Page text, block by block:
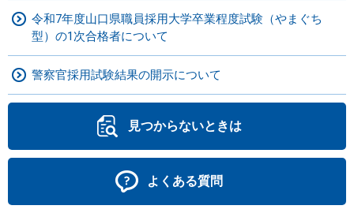
令和7年度山口県職員採用大学卒業程度試験（やまぐち
型）の1次合格者について
警察官採用試験結果の開示について
見つからないときは
よくある質問